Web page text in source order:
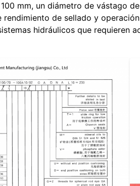
mm, un diámetro de vástago
de sellado y
hidráulicos que